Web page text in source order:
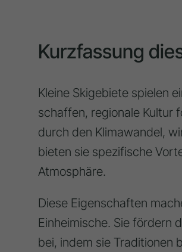
Kurzfassung
Kleine Skigebiete spielen
schaffen, regionale Kultur
durch den Klimawandel,
bieten sie spezifische
Atmosphäre.
Diese Eigenschaften
Einheimische. Sie fördern
bei, indem sie Traditionen